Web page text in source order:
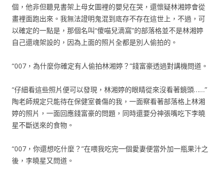
個，他非但聽見書架上母女圖裡的嬰兒在哭，還懷疑林湘婷會從
畫裡面跑出來。我無法證明鬼混到底存不存在這世上，不過，可
以確定的一點是，那個名叫“傻喵兒滴窩”的部落格並不是林湘婷
自己還魂架設的，因為上面的照片全都是別人偷拍的。
“007，為什麼你確定有人偷拍林湘婷？”錢富豪透過對講機問道。
“仔細看這些照片便可以發現，林湘婷的眼睛從來沒看著鏡頭……”
陶老師規定只能待在保健室養傷的我，一面察看著部落格上林湘
婷的照片，一面回應錢富豪的問題，同時還要分神張嘴吃下李曉
星不斷送來的食物。
“007，你還想吃什麼？”在喂我吃完一個愛妻便當外加一瓶果汁之
後，李曉星又問道。